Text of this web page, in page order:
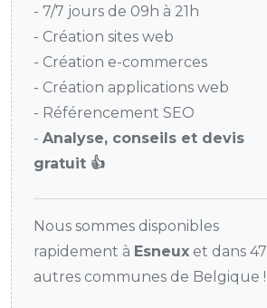
- 7/7 jours de 09h à 21h
- Création sites web
- Création e-commerces
- Création applications web
- Référencement SEO
- Analyse, conseils et devis
gratuit 👍
Nous sommes disponibles
rapidement à Esneux et dans 47
autres communes de Belgique !